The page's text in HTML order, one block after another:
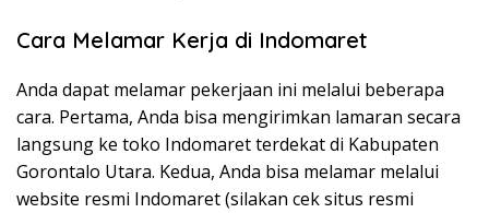
Cara Melamar Kerja di Indomaret
Anda dapat melamar pekerjaan ini melalui beberapa
cara. Pertama, Anda bisa mengirimkan lamaran secara
langsung ke toko Indomaret terdekat di Kabupaten
Gorontalo Utara. Kedua, Anda bisa melamar melalui
website resmi Indomaret (silakan cek situs resmi